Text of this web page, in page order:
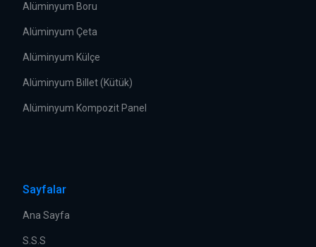
Alüminyum Boru
Alüminyum Çeta
Alüminyum Külçe
Alüminyum Billet (Kütük)
Alüminyum Kompozit Panel
Sayfalar
Ana Sayfa
S.S.S